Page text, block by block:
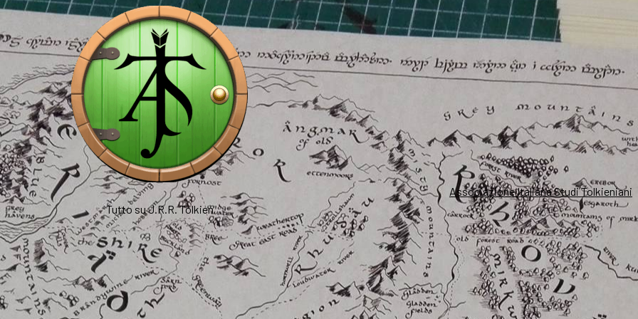
Associazione Italiana Studi Tolkieniani
Tutto su J.R.R. Tolkien